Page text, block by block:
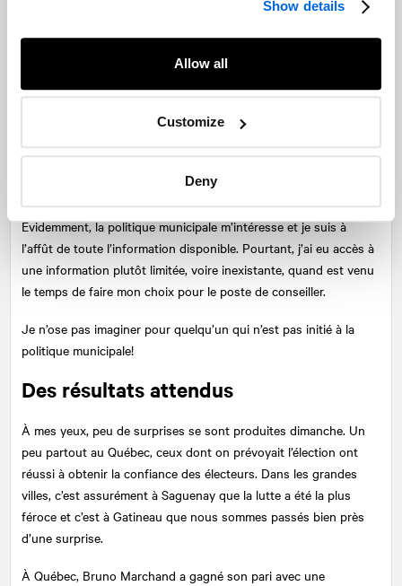
Show details
Allow all
Customize
Deny
Puis, ces médias sont confrontés au nombre de candidats à
Imaginez un hebdo régional qui couvre une MRC d’environ 15
municipalités dont une ville centre d’importance. On parle ici
d’une centaine de postes à pourvoir, donc, en principe, de 200 à
Personnellement, je réside à Saint-Lambert en Montérégie.
Évidemment, la politique municipale m’intéresse et je suis à
l’affût de toute l’information disponible. Pourtant, j’ai eu accès à
une information plutôt limitée, voire inexistante, quand est venu
le temps de faire mon choix pour le poste de conseiller.
Je n’ose pas imaginer pour quelqu’un qui n’est pas initié à la
politique municipale!
Des résultats attendus
À mes yeux, peu de surprises se sont produites dimanche. Un
peu partout au Québec, ceux dont on prévoyait l’élection ont
réussi à obtenir la confiance des électeurs. Dans les grandes
villes, c’est assurément à Saguenay que la lutte a été la plus
féroce et c’est à Gatineau que nous sommes passés bien près
d’une surprise.
À Québec, Bruno Marchand a gagné son pari avec une